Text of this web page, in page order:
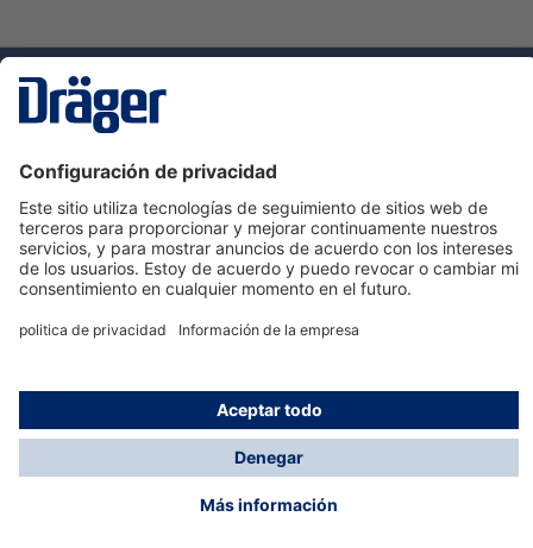
Servicio de atención al cliente de Dräger
Ayuda
Información
© Dräger Hispania S.A.U., 2024
*Todos los precios no incluyen IVA y posibles gastos
de envío, salvo que indique lo contrario